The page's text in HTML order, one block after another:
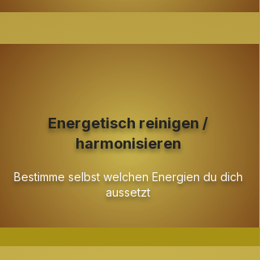
Energetisch reinigen /
harmonisieren
Bestimme selbst welchen Energien du dich
aussetzt